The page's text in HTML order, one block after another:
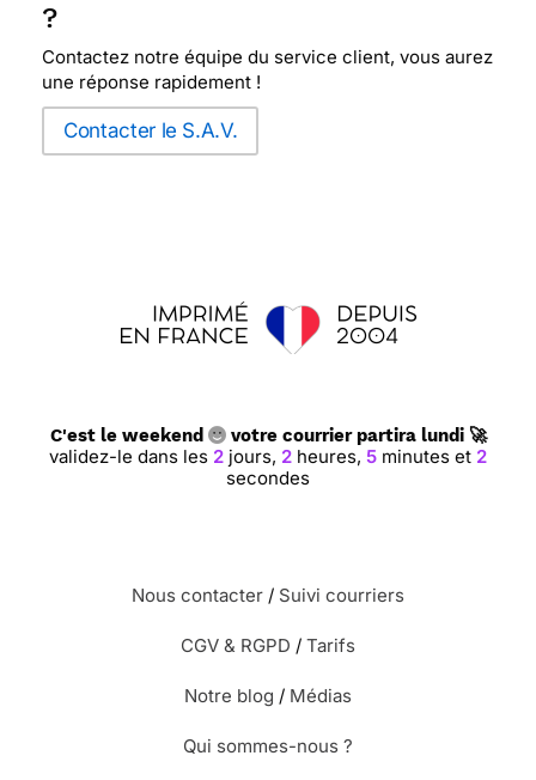
?
Contactez notre équipe du service client, vous aurez
une réponse rapidement !
Contacter le S.A.V.
C'est le weekend votre courrier partira lundi 🚀
validez-le dans les2 jours,2 heures,5 minutes et1
seconde
Nous contacter / Suivi courriers
CGV & RGPD / Tarifs
Notre blog / Médias
Qui sommes-nous ?